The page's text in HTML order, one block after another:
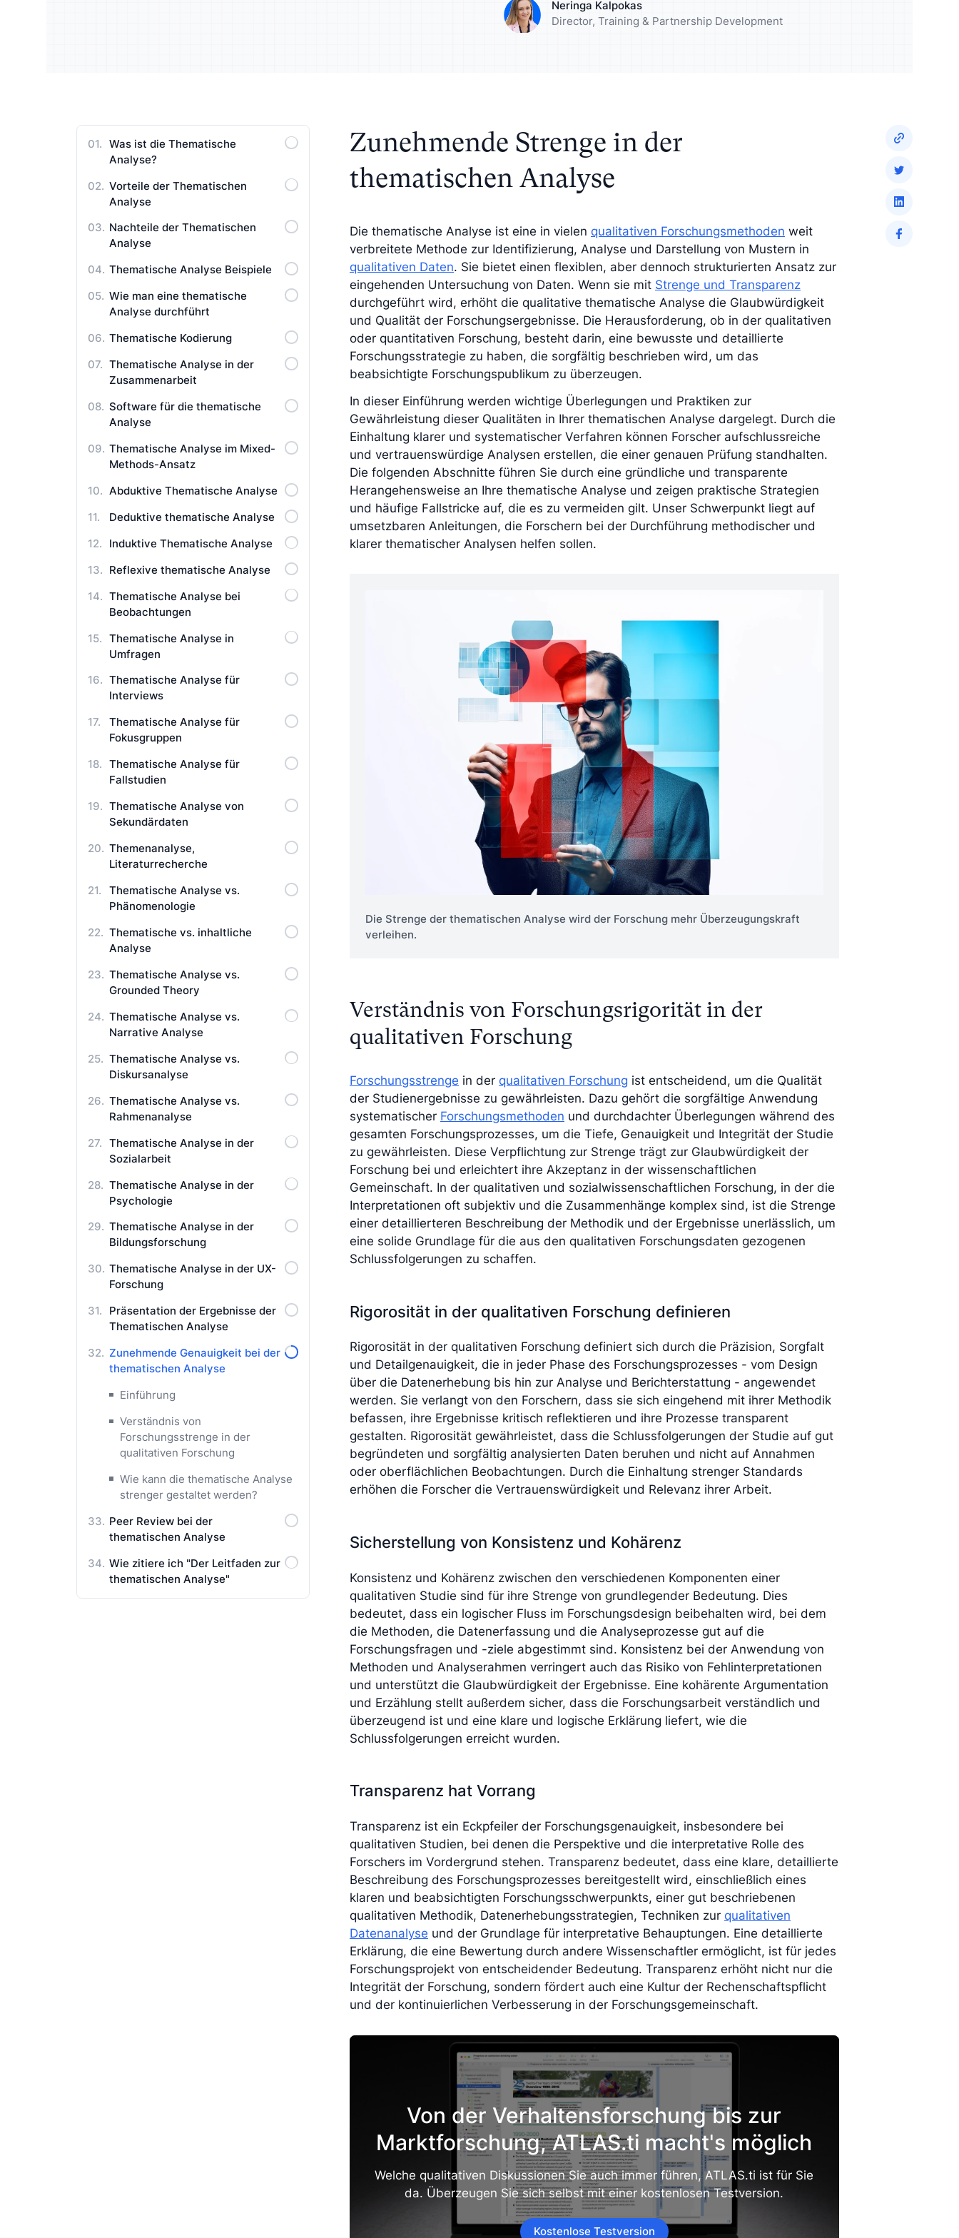
Lernen Sie Ihre Zielgruppe
Reichern Sie Ihre Analyse mit
Neringa Kalpokas
Director, Training & Partnership Development
Was ist die Thematische
Analyse?
Vorteile der Thematischen
Analyse
Nachteile der Thematischen
Analyse
Thematische Analyse Beispiele
Wie man eine thematische
Analyse durchführt
Thematische Kodierung
Thematische Analyse in der
Zusammenarbeit
Software für die thematische
Analyse
Thematische Analyse im Mixed-
Methods-Ansatz
Abduktive Thematische Analyse
Deduktive thematische Analyse
Induktive Thematische Analyse
Reflexive thematische Analyse
Thematische Analyse bei
Beobachtungen
Thematische Analyse in
Umfragen
Thematische Analyse für
Interviews
Thematische Analyse für
Fokusgruppen
Thematische Analyse für
Fallstudien
Thematische Analyse von
Sekundärdaten
Themenanalyse,
Literaturrecherche
Thematische Analyse vs.
Phänomenologie
Thematische vs. inhaltliche
Analyse
Thematische Analyse vs.
Grounded Theory
Thematische Analyse vs.
Narrative Analyse
Thematische Analyse vs.
Diskursanalyse
Thematische Analyse vs.
Rahmenanalyse
Thematische Analyse in der
Sozialarbeit
Thematische Analyse in der
Psychologie
Thematische Analyse in der
Bildungsforschung
Thematische Analyse in der UX-
Forschung
Präsentation der Ergebnisse der
Thematischen Analyse
Zunehmende Genauigkeit bei der
thematischen Analyse
Einführung
Verständnis von
Forschungsstrenge in der
qualitativen Forschung
Wie kann die thematische Analyse
strenger gestaltet werden?
Peer Review bei der
thematischen Analyse
Wie zitiere ich "Der Leitfaden zur
thematischen Analyse"
Zunehmende Strenge in der
thematischen Analyse
Die thematische Analyse ist eine in vielen qualitativen Forschungsmethoden weit
verbreitete Methode zur Identifizierung, Analyse und Darstellung von Mustern in
qualitativen Daten. Sie bietet einen flexiblen, aber dennoch strukturierten Ansatz zur
eingehenden Untersuchung von Daten. Wenn sie mit Strenge und Transparenz
durchgeführt wird, erhöht die qualitative thematische Analyse die Glaubwürdigkeit
und Qualität der Forschungsergebnisse. Die Herausforderung, ob in der qualitativen
oder quantitativen Forschung, besteht darin, eine bewusste und detaillierte
Forschungsstrategie zu haben, die sorgfältig beschrieben wird, um das
beabsichtigte Forschungspublikum zu überzeugen.
In dieser Einführung werden wichtige Überlegungen und Praktiken zur
Gewährleistung dieser Qualitäten in Ihrer thematischen Analyse dargelegt. Durch die
Einhaltung klarer und systematischer Verfahren können Forscher aufschlussreiche
und vertrauenswürdige Analysen erstellen, die einer genauen Prüfung standhalten.
Die folgenden Abschnitte führen Sie durch eine gründliche und transparente
Herangehensweise an Ihre thematische Analyse und zeigen praktische Strategien
und häufige Fallstricke auf, die es zu vermeiden gilt. Unser Schwerpunkt liegt auf
umsetzbaren Anleitungen, die Forschern bei der Durchführung methodischer und
klarer thematischer Analysen helfen sollen.
Die Strenge der thematischen Analyse wird der Forschung mehr Überzeugungskraft
verleihen.
Verständnis von Forschungsrigorität in der
qualitativen Forschung
Forschungsstrenge in der qualitativen Forschung ist entscheidend, um die Qualität
der Studienergebnisse zu gewährleisten. Dazu gehört die sorgfältige Anwendung
systematischer Forschungsmethoden und durchdachter Überlegungen während des
gesamten Forschungsprozesses, um die Tiefe, Genauigkeit und Integrität der Studie
zu gewährleisten. Diese Verpflichtung zur Strenge trägt zur Glaubwürdigkeit der
Forschung bei und erleichtert ihre Akzeptanz in der wissenschaftlichen
Gemeinschaft. In der qualitativen und sozialwissenschaftlichen Forschung, in der die
Interpretationen oft subjektiv und die Zusammenhänge komplex sind, ist die Strenge
einer detaillierteren Beschreibung der Methodik und der Ergebnisse unerlässlich, um
eine solide Grundlage für die aus den qualitativen Forschungsdaten gezogenen
Schlussfolgerungen zu schaffen.
Rigorosität in der qualitativen Forschung definieren
Rigorosität in der qualitativen Forschung definiert sich durch die Präzision, Sorgfalt
und Detailgenauigkeit, die in jeder Phase des Forschungsprozesses - vom Design
über die Datenerhebung bis hin zur Analyse und Berichterstattung - angewendet
werden. Sie verlangt von den Forschern, dass sie sich eingehend mit ihrer Methodik
befassen, ihre Ergebnisse kritisch reflektieren und ihre Prozesse transparent
gestalten. Rigorosität gewährleistet, dass die Schlussfolgerungen der Studie auf gut
begründeten und sorgfältig analysierten Daten beruhen und nicht auf Annahmen
oder oberflächlichen Beobachtungen. Durch die Einhaltung strenger Standards
erhöhen die Forscher die Vertrauenswürdigkeit und Relevanz ihrer Arbeit.
Sicherstellung von Konsistenz und Kohärenz
Konsistenz und Kohärenz zwischen den verschiedenen Komponenten einer
qualitativen Studie sind für ihre Strenge von grundlegender Bedeutung. Dies
bedeutet, dass ein logischer Fluss im Forschungsdesign beibehalten wird, bei dem
die Methoden, die Datenerfassung und die Analyseprozesse gut auf die
Forschungsfragen und -ziele abgestimmt sind. Konsistenz bei der Anwendung von
Methoden und Analyserahmen verringert auch das Risiko von Fehlinterpretationen
und unterstützt die Glaubwürdigkeit der Ergebnisse. Eine kohärente Argumentation
und Erzählung stellt außerdem sicher, dass die Forschungsarbeit verständlich und
überzeugend ist und eine klare und logische Erklärung liefert, wie die
Schlussfolgerungen erreicht wurden.
Transparenz hat Vorrang
Transparenz ist ein Eckpfeiler der Forschungsgenauigkeit, insbesondere bei
qualitativen Studien, bei denen die Perspektive und die interpretative Rolle des
Forschers im Vordergrund stehen. Transparenz bedeutet, dass eine klare, detaillierte
Beschreibung des Forschungsprozesses bereitgestellt wird, einschließlich eines
klaren und beabsichtigten Forschungsschwerpunkts, einer gut beschriebenen
qualitativen Methodik, Datenerhebungsstrategien, Techniken zur qualitativen
Datenanalyse und der Grundlage für interpretative Behauptungen. Eine detaillierte
Erklärung, die eine Bewertung durch andere Wissenschaftler ermöglicht, ist für jedes
Forschungsprojekt von entscheidender Bedeutung. Transparenz erhöht nicht nur die
Integrität der Forschung, sondern fördert auch eine Kultur der Rechenschaftspflicht
und der kontinuierlichen Verbesserung in der Forschungsgemeinschaft.
Von der Verhaltensforschung bis zur
Marktforschung, ATLAS.ti macht's möglich
Welche qualitativen Diskussionen Sie auch immer führen, ATLAS.ti ist für Sie
da. Überzeugen Sie sich selbst mit einer kostenlosen Testversion.
Kostenlose Testversion